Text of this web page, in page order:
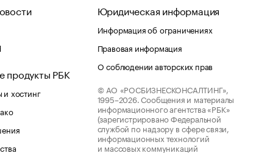
продукты РБК
хостинг
Юридическая информация
Информация об ограничениях
Правовая информация
О соблюдении авторских прав
© АО «РОСБИЗНЕСКОНСАЛТИНГ»,
1995–2026. Сообщения и материалы
информационного агентства «РБК»
(зарегистрировано Федеральной
службой по надзору в сфере связи,
информационных технологий
и массовых коммуникаций